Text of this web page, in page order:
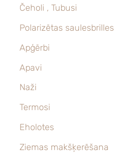
Čeholi , Tubusi
Polarizētas saulesbrilles
Apģērbi
Apavi
Naži
Termosi
Eholotes
Ziemas makšķerēšana